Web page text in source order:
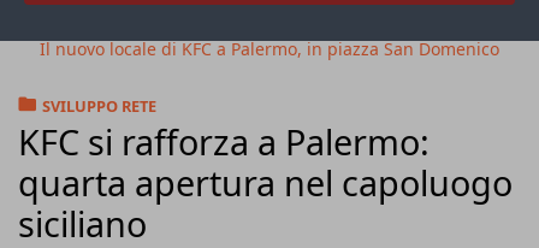
Il nuovo locale di KFC a Palermo, in piazza San Domenico
SVILUPPO RETE
KFC si rafforza a Palermo:
quarta apertura nel capoluogo
siciliano